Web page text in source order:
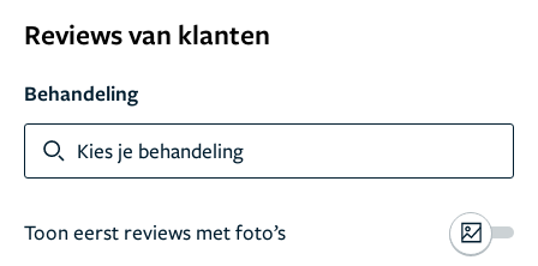
Reviews van klanten
Behandeling
Kies je behandeling
Toon eerst reviews met foto’s